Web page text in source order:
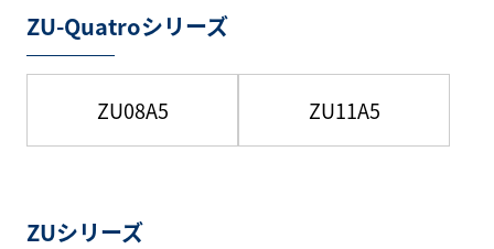
ZU-Quatroシリーズ
ZU08A5 ZU11A5
ZUシリーズ